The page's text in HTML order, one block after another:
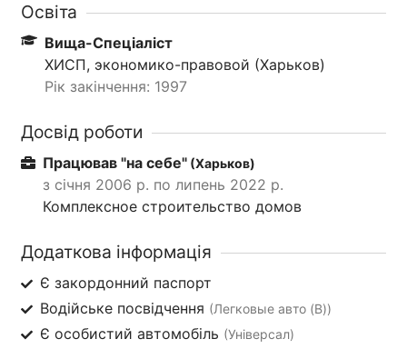
Освіта
Вища-Спеціаліст
ХИСП, экономико-правовой (Харьков)
Рік закінчення: 1997
Досвід роботи
Працював "на себе" (Харьков)
з січня 2006 р. по липень 2022 р.
Комплексное строительство домов
Додаткова інформація
Є закордонний паспорт
Водійське посвідчення (Легковые авто (B))
Є особистий автомобіль (Універсал)